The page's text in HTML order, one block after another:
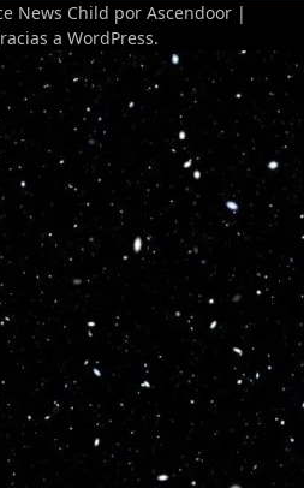
News Child por Ascendoor |
a WordPress.